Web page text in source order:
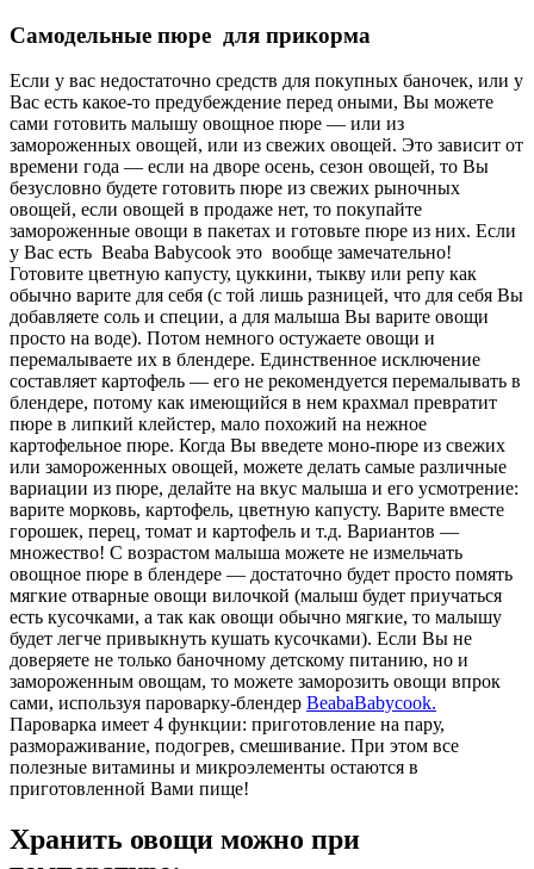
Самодельные пюре для прикорма
Если у вас недостаточно средств для покупных баночек, или у
Вас есть какое-то предубеждение перед оными, Вы можете
сами готовить малышу овощное пюре — или из
замороженных овощей, или из свежих овощей. Это зависит от
времени года — если на дворе осень, сезон овощей, то Вы
безусловно будете готовить пюре из свежих рыночных
овощей, если овощей в продаже нет, то покупайте
замороженные овощи в пакетах и готовьте пюре из них. Если
у Вас есть Beaba Babycook это вообще замечательно!
Готовите цветную капусту, цуккини, тыкву или репу как
обычно варите для себя (с той лишь разницей, что для себя Вы
добавляете соль и специи, а для малыша Вы варите овощи
просто на воде). Потом немного остужаете овощи и
перемалываете их в блендере. Единственное исключение
составляет картофель — его не рекомендуется перемалывать в
блендере, потому как имеющийся в нем крахмал превратит
пюре в липкий клейстер, мало похожий на нежное
картофельное пюре. Когда Вы введете моно-пюре из свежих
или замороженных овощей, можете делать самые различные
вариации из пюре, делайте на вкус малыша и его усмотрение:
варите морковь, картофель, цветную капусту. Варите вместе
горошек, перец, томат и картофель и т.д. Вариантов —
множество! С возрастом малыша можете не измельчать
овощное пюре в блендере — достаточно будет просто помять
мягкие отварные овощи вилочкой (малыш будет приучаться
есть кусочками, а так как овощи обычно мягкие, то малышу
будет легче привыкнуть кушать кусочками). Если Вы не
доверяете не только баночному детскому питанию, но и
замороженным овощам, то можете заморозить овощи впрок
сами, используя пароварку-блендер BeabaBabycook.
Пароварка имеет 4 функции: приготовление на пару,
размораживание, подогрев, смешивание. При этом все
полезные витамины и микроэлементы остаются в
приготовленной Вами пище!
Хранить овощи можно при